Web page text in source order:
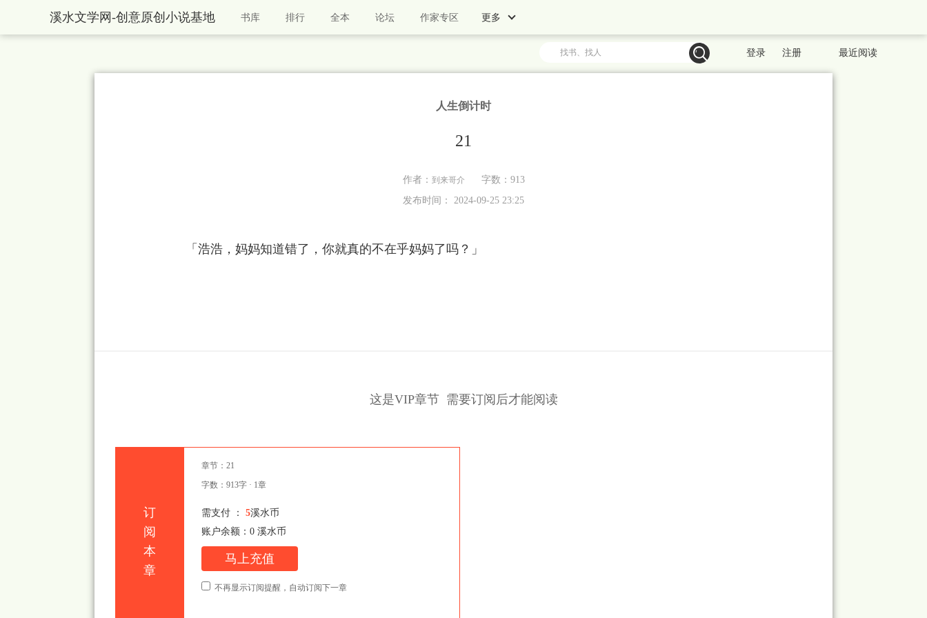
人生倒计时
21
作者： 到来哥介
字数：913
发布时间： 2024-09-25 23:25
    　　「谁说没有人在乎你？我这辈子，就只稀罕你一个人！」病房......
这是VIP章节 需要订阅后才能阅读
订
阅
本
章
章节：21
字数：913字 · 1章
需支付 ： 5溪水币
账户余额： 0 溪水币
马上充值
不再显示订阅提醒，自动订阅下一章
溪水文学网-创意原创小说基地 书库 排行 全本 论坛 作家专区 更多
登录 注册 最近阅读